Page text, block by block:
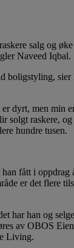
salg og øke
Naveed Iqbal.
boligstyling,
dyrt, men min
solgt raskere,
hundre tusen.
fått i oppdrag
er det flere
har han og
av OBOS
Living.